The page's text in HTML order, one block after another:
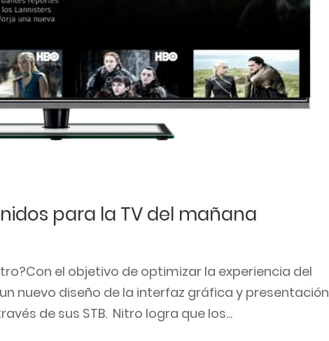
para la TV del mañana
el objetivo de optimizar la experiencia del
nuevo diseño de la interfaz gráfica y presentación
de sus STB. Nitro logra que los...